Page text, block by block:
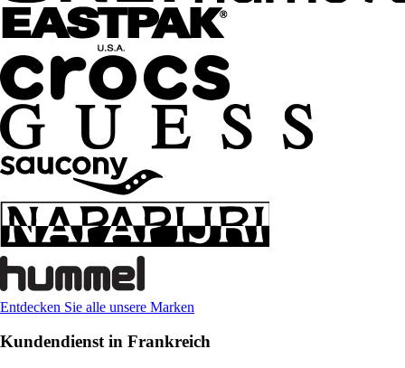
Entdecken Sie alle unsere Marken
Kundendienst in Frankreich